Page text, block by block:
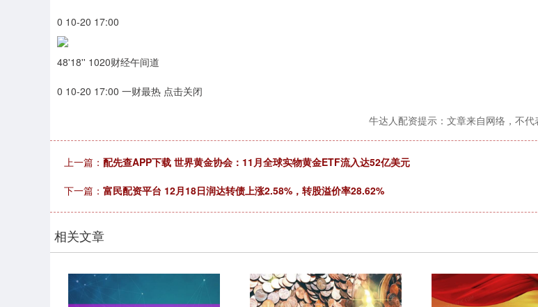
0 10-20 17:00
48'18'' 1020财经午间道
0 10-20 17:00 一财最热 点击关闭
牛达人配资提示：文章来自网络，不代
上一篇： 配先查APP下载 世界黄金协会：11月全球实物黄金ETF流入达52亿美元
下一篇： 富民配资平台 12月18日润达转债上涨2.58%，转股溢价率28.62%
相关文章